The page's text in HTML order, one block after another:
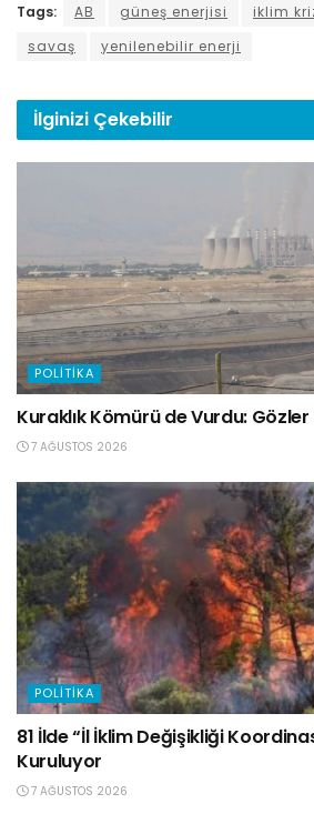
Tags: AB güneş enerjisi iklim
savaş
yenilenebilir enerji
İlginizi Çekebilir
POLITIKA
Kuraklık Kömürü de Vurdu:
7 AĞUSTOS 2026
POLITIKA
81 İlde “İl İklim Değişikliği
Kuruluyor
7 AĞUSTOS 2026